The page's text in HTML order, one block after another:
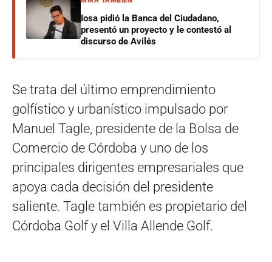
Iosa pidió la Banca del Ciudadano,
presentó un proyecto y le contestó al
discurso de Avilés
Se trata del último emprendimiento
golfístico y urbanístico impulsado por
Manuel Tagle, presidente de la Bolsa de
Comercio de Córdoba y uno de los
principales dirigentes empresariales que
apoya cada decisión del presidente
saliente. Tagle también es propietario del
Córdoba Golf y el Villa Allende Golf.